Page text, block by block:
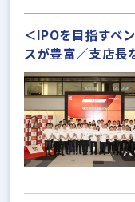
＜IPOを目指すベ
スが豊富／支店長